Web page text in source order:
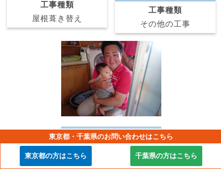
工事種類
屋根葺き替え
工事種類
その他の工事
工事種類
その他の工事
東京都・千葉県のお問い合わせはこちら
東京都の方はこちら 千葉県の方はこちら